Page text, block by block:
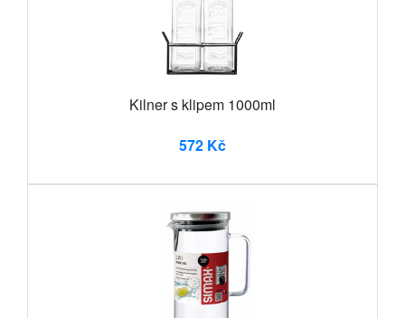
Kilner s klipem 1000ml
572 Kč